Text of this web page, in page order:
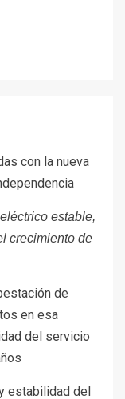
con la nueva
estable,
crecimiento de
de
en esa
del servicio
estabilidad del